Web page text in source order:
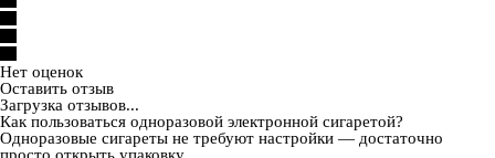
Нет оценок
Оставить отзыв
Загрузка отзывов...
Как пользоваться одноразовой электронной сигаретой?
Одноразовые сигареты не требуют настройки — достаточно
просто открыть упаковку.